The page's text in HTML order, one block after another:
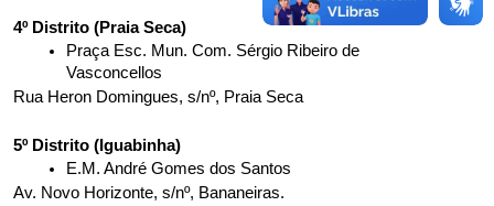
4º Distrito (Praia Seca)
Praça Esc. Mun. Com. Sérgio Ribeiro de
Vasconcellos
Rua Heron Domingues, s/nº, Praia Seca
5º Distrito (Iguabinha)
E.M. André Gomes dos Santos
Av. Novo Horizonte, s/nº, Bananeiras.